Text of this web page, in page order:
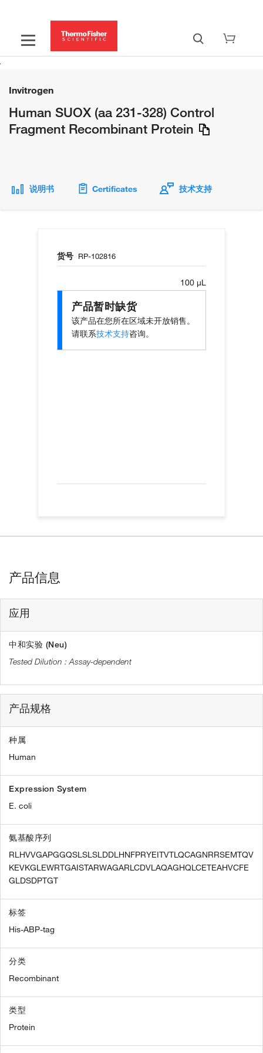
Invitrogen
Human SUOX (aa 231-328) Control
Fragment Recombinant Protein
说明书 Certificates 技术支持
货号 RP-102816
100 µL
产品暂时缺货
该产品在您所在区域未开放销售。
请联系技术支持咨询。
产品信息
应用
中和实验 (Neu)
Assay-dependent
产品规格
种属
Human
Expression System
E. coli
氨基酸序列
RLHVVGAPGGQSLSLSLDDLHNFPRYEITVTLQCAGNRRSEMTQV
KEVKGLEWRTGAISTARWAGARLCDVLAQAGHQLCETEAHVCFE
GLDSDPTGT
标签
His-ABP-tag
分类
Recombinant
类型
Protein